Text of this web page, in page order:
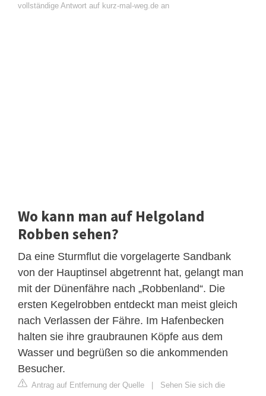
vollständige Antwort auf kurz-mal-weg.de an
Wo kann man auf Helgoland
Robben sehen?
Da eine Sturmflut die vorgelagerte Sandbank
von der Hauptinsel abgetrennt hat, gelangt man
mit der Dünenfähre nach „Robbenland“. Die
ersten Kegelrobben entdeckt man meist gleich
nach Verlassen der Fähre. Im Hafenbecken
halten sie ihre graubraunen Köpfe aus dem
Wasser und begrüßen so die ankommenden
Besucher.
Antrag auf Entfernung der Quelle | Sehen Sie sich die